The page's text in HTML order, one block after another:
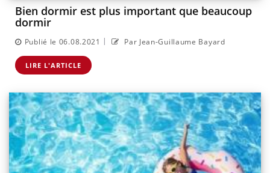
Bien dormir est plus important que beaucoup
dormir
Publié le 06.08.2021 | Par Jean-Guillaume Bayard
LIRE L'ARTICLE